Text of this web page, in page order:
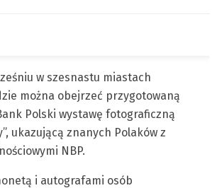
w szesnastu miastach
można obejrzeć przygotowaną
Polski wystawę fotograficzną
ukazującą znanych Polaków z
NBP.
i autografami osób